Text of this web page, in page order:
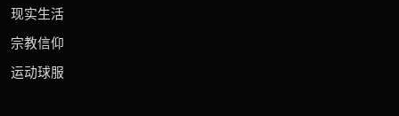
现实生活
宗教信仰
运动球服